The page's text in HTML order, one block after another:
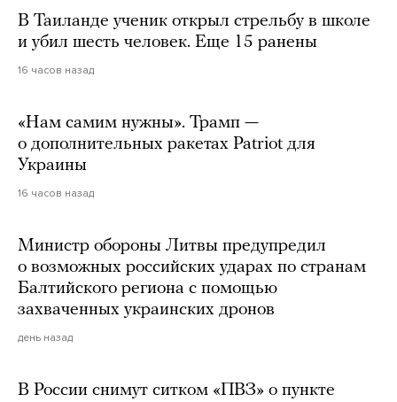
В Таиланде ученик открыл стрельбу в школе
и убил шесть человек. Еще 15 ранены
16 часов назад
«Нам самим нужны». Трамп —
о дополнительных ракетах Patriot для
Украины
16 часов назад
Министр обороны Литвы предупредил
о возможных российских ударах по странам
Балтийского региона с помощью
захваченных украинских дронов
день назад
В России снимут ситком «ПВЗ» о пункте